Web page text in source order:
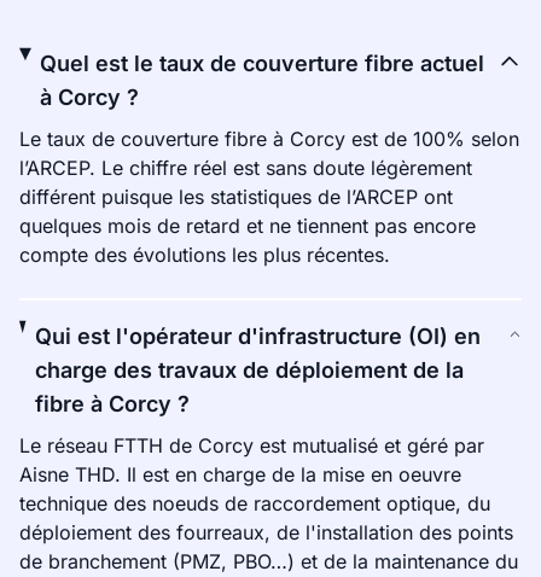
Quel est le taux de couverture fibre actuel
à Corcy ?
Le taux de couverture fibre à Corcy est de 100% selon
l’ARCEP. Le chiffre réel est sans doute légèrement
différent puisque les statistiques de l’ARCEP ont
quelques mois de retard et ne tiennent pas encore
compte des évolutions les plus récentes.
Qui est l'opérateur d'infrastructure (OI) en
charge des travaux de déploiement de la
fibre à Corcy ?
Le réseau FTTH de Corcy est mutualisé et géré par
Aisne THD. Il est en charge de la mise en oeuvre
technique des noeuds de raccordement optique, du
déploiement des fourreaux, de l'installation des points
de branchement (PMZ, PBO…) et de la maintenance du